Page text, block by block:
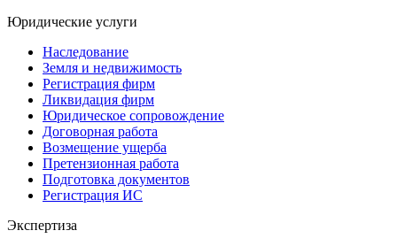
Юридические услуги
Наследование
Земля и недвижимость
Регистрация фирм
Ликвидация фирм
Юридическое сопровождение
Договорная работа
Возмещение ущерба
Претензионная работа
Подготовка документов
Регистрация ИС
Экспертиза